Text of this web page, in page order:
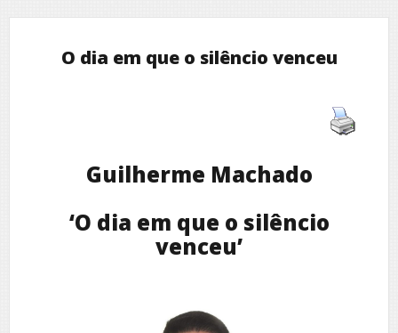
O dia em que o silêncio venceu
Guilherme Machado
‘O dia em que o silêncio
venceu’